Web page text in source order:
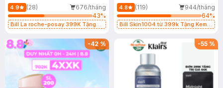
Kiềm Dầu 50ml
4.9 (28)
676/tháng
43%
Bill La roche-posay 399K Tặng
(SL có hạn)
50ml
4.8 (119)
944/tháng
64%
Bill Skin1004 từ 399k Tặng Kem
SPF 50+ 20ml (SL Có Hạn)
-42% -55 %